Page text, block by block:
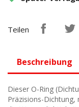
Teilen
Beschreibung
Dieser O-Ring
Präzisions-